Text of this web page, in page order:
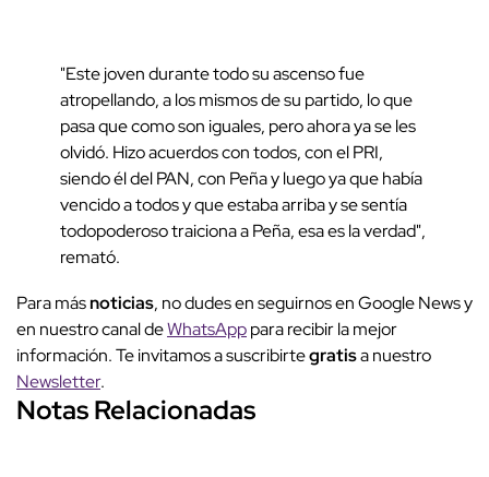
"Este joven durante todo su ascenso fue
atropellando, a los mismos de su partido, lo que
pasa que como son iguales, pero ahora ya se les
olvidó. Hizo acuerdos con todos, con el PRI,
siendo él del PAN, con Peña y luego ya que había
vencido a todos y que estaba arriba y se sentía
todopoderoso traiciona a Peña, esa es la verdad",
remató.
Para másnoticias, no dudes en seguirnos en Google News y
en nuestro canal deWhatsApppara recibir la mejor
información. Te invitamos a suscribirtegratisa nuestro
Newsletter.
Notas Relacionadas